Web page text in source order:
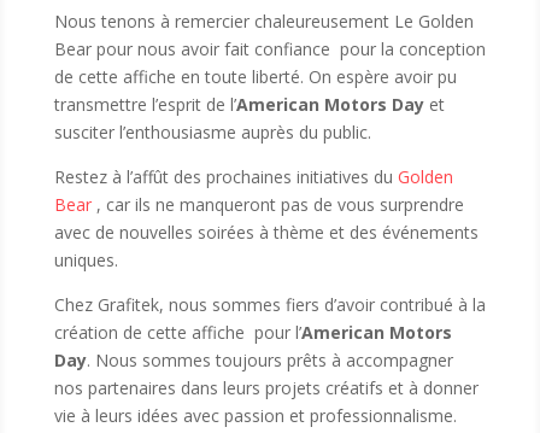
Nous tenons à remercier chaleureusement Le Golden
Bear pour nous avoir fait confiance pour la conception
de cette affiche en toute liberté. On espère avoir pu
transmettre l’esprit de l’American Motors Dayet
susciter l’enthousiasme auprès du public.
Restez à l’affût des prochaines initiatives du Golden
Bear, car ils ne manqueront pas de vous surprendre
avec de nouvelles soirées à thème et des événements
uniques.
Chez Grafitek, nous sommes fiers d’avoir contribué à la
création de cette affiche pour l’American Motors
Day. Nous sommes toujours prêts à accompagner
nos partenaires dans leurs projets créatifs et à donner
vie à leurs idées avec passion et professionnalisme.